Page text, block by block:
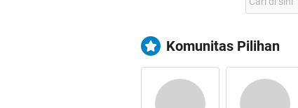
Komunitas Pilihan